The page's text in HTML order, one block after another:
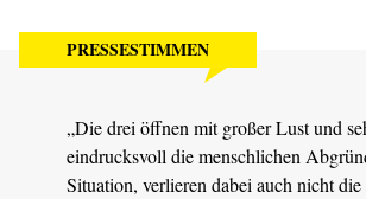
PRESSESTIMMEN
„Die drei öffnen mit großer Lust und
eindrucksvoll die menschlichen
Situation, verlieren dabei auch nicht die